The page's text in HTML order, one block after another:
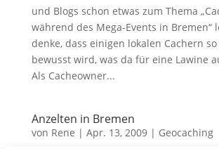
und Blogs schon etwas zum Thema
während des Mega-Events in Bremen“
denke, dass einigen lokalen Cachern
bewusst wird, was da für eine Lawine
Als Cacheowner...
Anzelten in Bremen
von Rene | Apr. 13, 2009| Geocaching